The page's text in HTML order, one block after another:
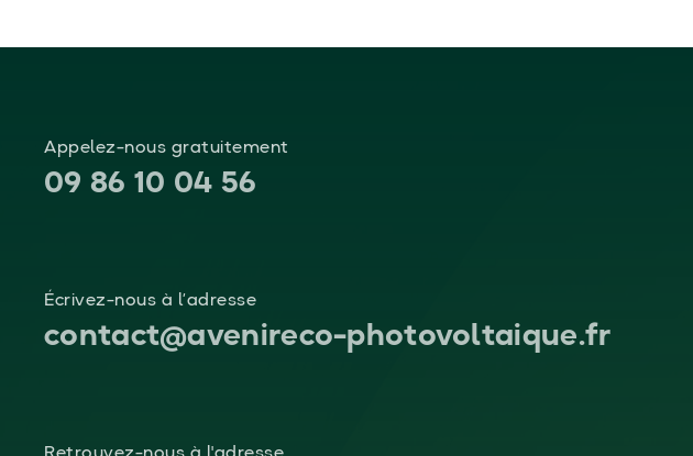
Appelez-nous gratuitement
09 86 10 04 56
Écrivez-nous à l’adresse
contact@avenireco-photovoltaique.fr